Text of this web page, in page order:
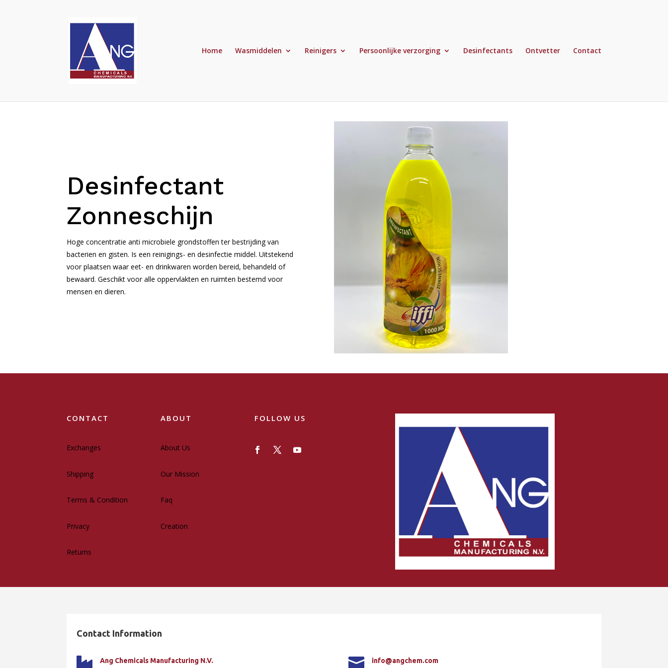
Home Wasmiddelen Reinigers Persoonlijke verzorging Desinfectants Ontvetter Contact
Desinfectant
Zonneschijn
Hoge concentratie anti microbiele grondstoffen ter bestrijding van
bacterien en gisten. Is een reinigings- en desinfectie middel. Uitstekend
voor plaatsen waar eet- en drinkwaren worden bereid, behandeld of
bewaard. Geschikt voor alle oppervlakten en ruimten bestemd voor
mensen en dieren.
CONTACT
Exchanges
Shipping
Terms & Condition
Privacy
Returns
ABOUT
About Us
Our Mission
Faq
Creation
FOLLOW US
Contact Information
 Ang Chemicals Manufacturing N.V.  info@angchem.com